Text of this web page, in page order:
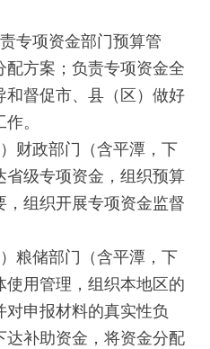
项资金部门预算管
方案；负责专项资金全
和督促市、县（区）做好
作。
政部门（含平潭，下
省级专项资金，组织预算
组织开展专项资金监督
储部门（含平潭，下
使用管理，组织本地区的
申报材料的真实性负
达补助资金，将资金分配